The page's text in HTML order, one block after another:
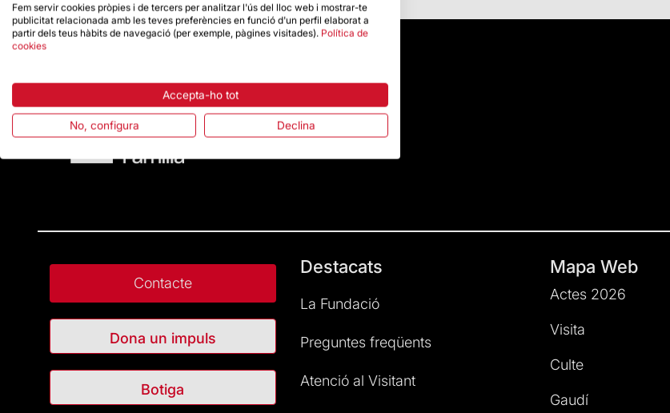
Contacte
Dona un impuls
Botiga
Destacats
La Fundació
Preguntes freqüents
Atenció al Visitant
Mapa Web
Actes 2026
Visita
Culte
Gaudí
Fem servir cookies pròpies i de tercers per analitzar l'ús del lloc web i mostrar-te
publicitat relacionada amb les teves preferències en funció d'un perfil elaborat a
partir dels teus hàbits de navegació (per exemple, pàgines visitades). Política de
cookies
Accepta-ho tot
No, configura Declina